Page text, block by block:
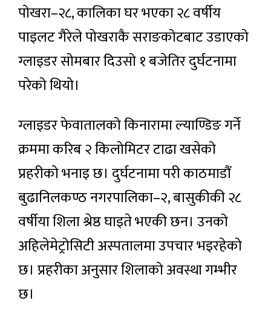
पोखरा–२८, कालिका घर भएका २८ वर्षीय
पाइलट गैरेले पोखराकै सराङकोटबाट उडाएको
ग्लाइडर सोमबार दिउसो १ बजेतिर दुर्घटनामा
परेको थियो।
ग्लाइडर फेवातालको किनारामा ल्याण्डिङ गर्ने
क्रममा करिब २ किलोमिटर टाढा खसेको
प्रहरीको भनाइ छ। दुर्घटनामा परी काठमाडौं
बुढानिलकण्ठ नगरपालिका–२, बासुकीकी २८
वर्षीया शिला श्रेष्ठ घाइते भएकी छन। उनको
अहिलेमेट्रोसिटी अस्पतालमा उपचार भइरहेको
छ। प्रहरीका अनुसार शिलाको अवस्था गम्भीर
छ।